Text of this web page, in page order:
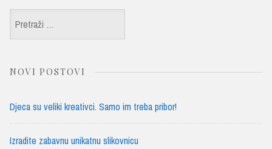
Pretraži:
NOVI POSTOVI
Djeca su veliki kreativci. Samo im treba pribor!
Izradite zabavnu unikatnu slikovnicu